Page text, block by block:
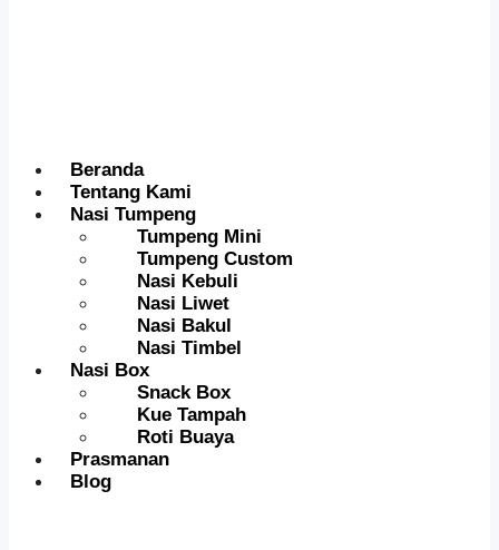
Menu
Beranda
Tentang Kami
Nasi Tumpeng
Tumpeng Mini
Tumpeng Custom
Nasi Kebuli
Nasi Liwet
Nasi Bakul
Nasi Timbel
Nasi Box
Snack Box
Kue Tampah
Roti Buaya
Prasmanan
Blog